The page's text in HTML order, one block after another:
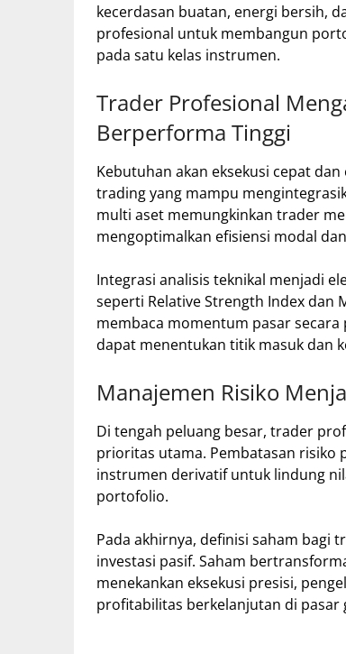
kecerdasan buatan, energi bersih,
profesional untuk membangun
pada satu kelas instrumen.
Trader Profesional
Berperforma Tinggi
Kebutuhan akan eksekusi cepat
trading yang mampu
multi aset memungkinkan trader
mengoptimalkan efisiensi modal
Integrasi analisis teknikal menjadi
seperti Relative Strength Index dan
membaca momentum pasar
dapat menentukan titik masuk dan
Manajemen Risiko
Di tengah peluang besar, trader
prioritas utama. Pembatasan risiko
instrumen derivatif untuk lindung
portofolio.
Pada akhirnya, definisi saham bagi
investasi pasif. Saham
menekankan eksekusi presisi,
profitabilitas berkelanjutan di pasar